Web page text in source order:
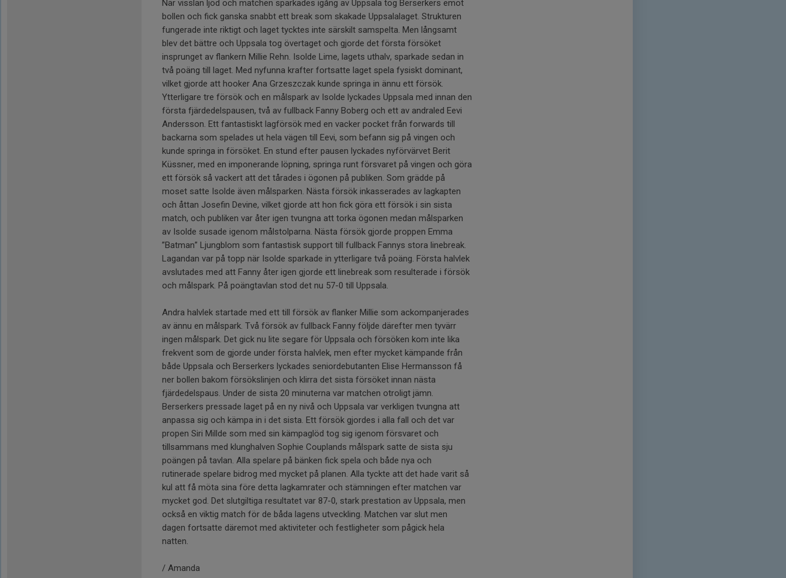
När visslan ljöd och matchen sparkades igång av Uppsala tog Berserkers emot
bollen och fick ganska snabbt ett break som skakade Uppsalalaget. Strukturen
fungerade inte riktigt och laget tycktes inte särskilt samspelta. Men långsamt
blev det bättre och Uppsala tog övertaget och gjorde det första försöket
insprunget av flankern Millie Rehn. Isolde Lime, lagets uthalv, sparkade sedan in
två poäng till laget. Med nyfunna krafter fortsatte laget spela fysiskt dominant,
vilket gjorde att hooker Ana Grzeszczak kunde springa in ännu ett försök.
Ytterligare tre försök och en målspark av Isolde lyckades Uppsala med innan den
första fjärdedelspausen, två av fullback Fanny Boberg och ett av andraled Eevi
Andersson. Ett fantastiskt lagförsök med en vacker pocket från forwards till
backarna som spelades ut hela vägen till Eevi, som befann sig på vingen och
kunde springa in försöket. En stund efter pausen lyckades nyförvärvet Berit
Küssner, med en imponerande löpning, springa runt försvaret på vingen och göra
ett försök så vackert att det tårades i ögonen på publiken. Som grädde på
moset satte Isolde även målsparken. Nästa försök inkasserades av lagkapten
och åttan Josefin Devine, vilket gjorde att hon fick göra ett försök i sin sista
match, och publiken var åter igen tvungna att torka ögonen medan målsparken
av Isolde susade igenom målstolparna. Nästa försök gjorde proppen Emma
”Batman” Ljungblom som fantastisk support till fullback Fannys stora linebreak.
Lagandan var på topp när Isolde sparkade in ytterligare två poäng. Första halvlek
avslutades med att Fanny åter igen gjorde ett linebreak som resulterade i försök
och målspark. På poängtavlan stod det nu 57-0 till Uppsala.
Andra halvlek startade med ett till försök av flanker Millie som ackompanjerades
av ännu en målspark. Två försök av fullback Fanny följde därefter men tyvärr
ingen målspark. Det gick nu lite segare för Uppsala och försöken kom inte lika
frekvent som de gjorde under första halvlek, men efter mycket kämpande från
både Uppsala och Berserkers lyckades seniordebutanten Elise Hermansson få
ner bollen bakom försökslinjen och klirra det sista försöket innan nästa
fjärdedelspaus. Under de sista 20 minuterna var matchen otroligt jämn.
Berserkers pressade laget på en ny nivå och Uppsala var verkligen tvungna att
anpassa sig och kämpa in i det sista. Ett försök gjordes i alla fall och det var
propen Siri Millde som med sin kämpaglöd tog sig igenom försvaret och
tillsammans med klunghalven Sophie Couplands målspark satte de sista sju
poängen på tavlan. Alla spelare på bänken fick spela och både nya och
rutinerade spelare bidrog med mycket på planen. Alla tyckte att det hade varit så
kul att få möta sina före detta lagkamrater och stämningen efter matchen var
mycket god. Det slutgiltiga resultatet var 87-0, stark prestation av Uppsala, men
också en viktig match för de båda lagens utveckling. Matchen var slut men
dagen fortsatte däremot med aktiviteter och festligheter som pågick hela
natten.
/ Amanda